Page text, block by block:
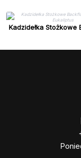
Kadzidełka Stożkowe